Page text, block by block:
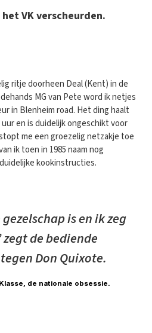
VK verscheurden.
ritje doorheen Deal (Kent) in de
MG van Pete word ik netjes
in Blenheim road. Het ding haalt
en is duidelijk ongeschikt voor
me een groezelig netzakje toe
ik toen in 1985 naam nog
kookinstructies.
is en ik zeg
de bediende
Don Quixote.
de nationale obsessie.